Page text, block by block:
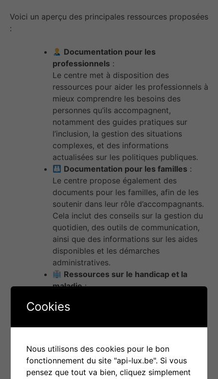
Voici un aperçu des principales ressources proposées
:
Documentation pour les
professionnels :
Le centre met à disposition des
ressources pour aider les professionnels à
mieux comprendre les besoins des
personnes qu’ils accompagnent,
notamment des guides pratiques sur
l’inclusion, la gestion des situations
complexes, et des informations
actualisées sur les politiques publiques.
Documentation pour les familles :
Le centre propose également des
documents pour les familles, afin de les
soutenir dans leur rôle d’accompagnants.
Cela inclut des conseils sur la gestion du
quotidien, des outils de communication,
ainsi que des informations sur les aides
disponibles et les démarches
administratives.
Ressources sur le handicap et la
maladie:
divers types de handicap, des troubles
environnements de vie et des stratégies
d’accompagnement.
Ressources pour les personnes
Cookies
Nous utilisons des cookies pour le bon
fonctionnement du site "api-lux.be". Si vous
pensez que tout va bien, cliquez simplement